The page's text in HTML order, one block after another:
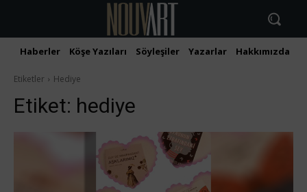
Haberler Köşe Yazıları Söyleşiler Yazarlar Hakkımızda
Etiketler Hediye
Etiket: hediye